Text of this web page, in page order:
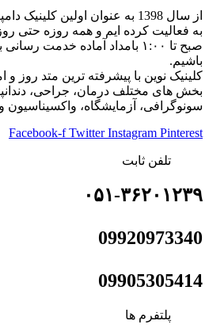
از سال 1398 به عنوان اولین
صبح تا ۱:۰۰ بامداد آماده خدمت
باشیم.
کلینیک نوین با پیشرفته ترین متد روز
بخش های مختلف درمان، جراحی،
سونوگرافی، آزمایشگاه،
Facebook-f Twitter Instagram Pinterest
تلفن ثابت
۰۵۱-۳۶۲۰۱۲۳۹
09920973340
09905305414
پلتفرم ها